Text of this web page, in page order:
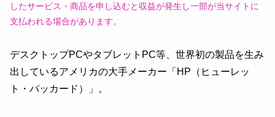
したサービス・商品を申し込むと収益が発生し一部が当サイトに
支払われる場合があります。
デスクトップPCやタブレットPC等、世界初の製品を生み
出しているアメリカの大手メーカー「HP（ヒューレッ
ト・パッカード）」。